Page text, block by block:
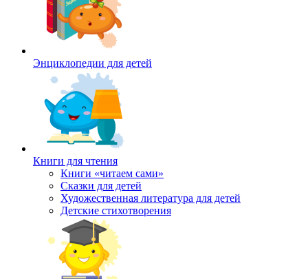
Энциклопедии для детей
Книги для чтения
Книги «читаем сами»
Сказки для детей
Художественная литература для детей
Детские стихотворения